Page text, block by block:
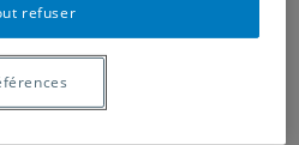
funding of mathematics
September 29, 2016.
refuser